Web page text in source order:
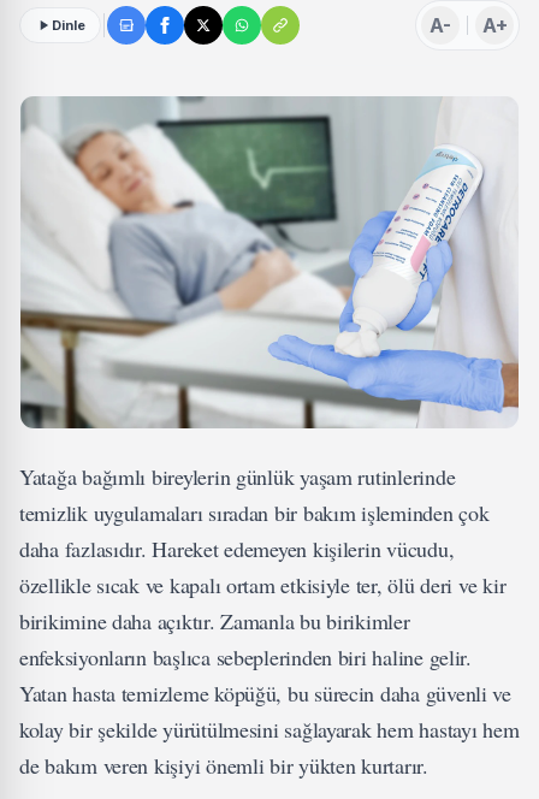
Dinle A- A+
Yatağa bağımlı bireylerin günlük yaşam rutinlerinde
temizlik uygulamaları sıradan bir bakım işleminden çok
daha fazlasıdır. Hareket edemeyen kişilerin vücudu,
özellikle sıcak ve kapalı ortam etkisiyle ter, ölü deri ve kir
birikimine daha açıktır. Zamanla bu birikimler
enfeksiyonların başlıca sebeplerinden biri haline gelir.
Yatan hasta temizleme köpüğü, bu sürecin daha güvenli ve
kolay bir şekilde yürütülmesini sağlayarak hem hastayı hem
de bakım veren kişiyi önemli bir yükten kurtarır.